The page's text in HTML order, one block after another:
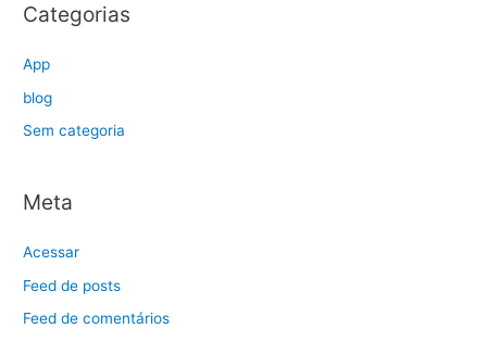
Categorias
App
blog
Sem categoria
Meta
Acessar
Feed de posts
Feed de comentários